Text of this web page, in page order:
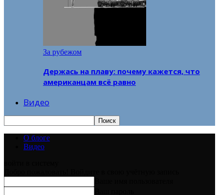
За рубежом
Держась на плаву: почему кажется, что
американцам всё равно
Видео
О блоге
Видео